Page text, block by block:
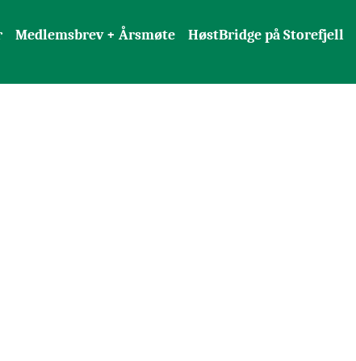
Medlemsbrev + Årsmøte HøstBridge på Storefjell